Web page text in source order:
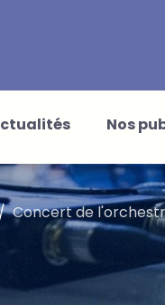
Nos
Concert de